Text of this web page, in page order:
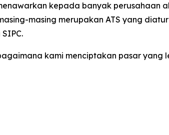
kepada banyak perusahaan
masing merupakan ATS yang
kami menciptakan pasar yang